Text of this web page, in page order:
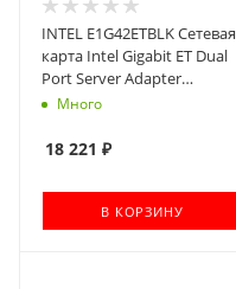
INTEL E1G42ETBLK Сетевая
карта Intel Gigabit ET Dual
Port Server Adapter
(897654/897658)
Много
18 221 ₽
В КОРЗИНУ